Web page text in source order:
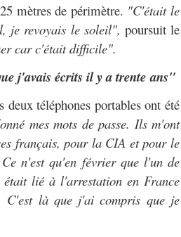
mètres de périmètre. "C'était le
je revoyais le soleil", poursuit le
car c'était difficile".
j'avais écrits il y a trente ans"
téléphones portables ont été
mes mots de passe. Ils m'ont
français, pour la CIA et pour le
n'est qu'en février que l'un de
était lié à l'arrestation en France
C'est là que j'ai compris que je